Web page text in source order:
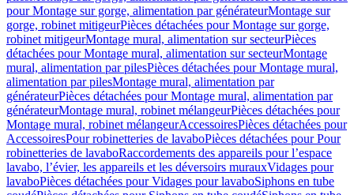
pour Montage sur gorge, alimentation par générateurMontage sur
gorge, robinet mitigeurPièces détachées pour Montage sur gorge,
robinet mitigeurMontage mural, alimentation sur secteurPièces
détachées pour Montage mural, alimentation sur secteurMontage
mural, alimentation par pilesPièces détachées pour Montage mural,
alimentation par pilesMontage mural, alimentation par
générateurPièces détachées pour Montage mural, alimentation par
générateurMontage mural, robinet mélangeurPièces détachées pour
Montage mural, robinet mélangeurAccessoiresPièces détachées pour
AccessoiresPour robinetteries de lavaboPièces détachées pour Pour
robinetteries de lavaboRaccordements des appareils pour l’espace
lavabo, l’évier, les appareils et les déversoirs murauxVidages pour
lavaboPièces détachées pour Vidages pour lavaboSiphons en tube